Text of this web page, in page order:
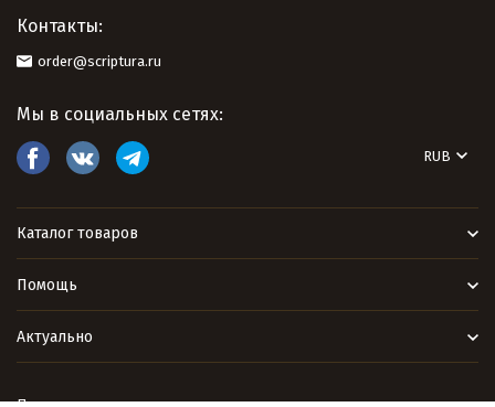
Контакты:
order@scriptura.ru
Мы в социальных сетях:
RUB
Каталог товаров
Помощь
Актуально